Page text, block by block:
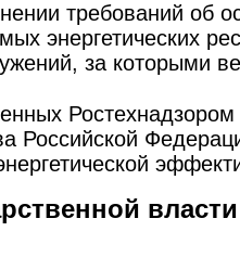
требований об
энергетических
за которыми
Российской